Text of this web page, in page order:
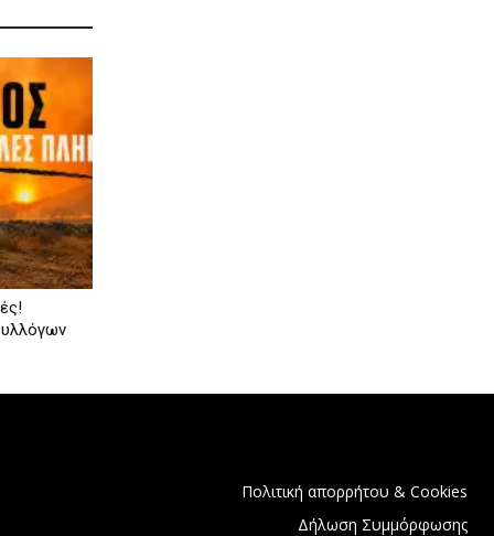
Πολιτική απορρήτου & Cookies
Δήλωση Συμμόρφωσης